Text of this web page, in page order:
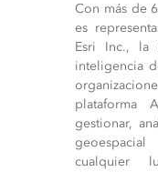
Con más de
es
Esri Inc., la
inteligencia
plataforma
gestionar,
cualquier